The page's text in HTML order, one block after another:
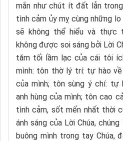
mắn như chút ít đất lẫn
tình cảm ủy mỵ cùng những
sẽ không thể hiểu và thực
không được soi sáng bởi Lời
tăm tối lầm lạc của cái tôi
mình: tôn thờ lý trí: tự hào
của mình; tôn sùng ý chí: tự
anh hùng của mình; tôn cao
tình cảm, sốt mến nhất thời
ánh sáng của Lời Chúa,
buông mình trong tay Chúa,